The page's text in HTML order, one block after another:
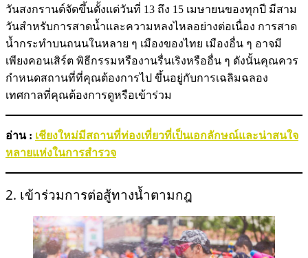
วันสงกรานต์จัดขึ้นตั้งแต่วันที่ 13 ถึง 15 เมษายนของทุกปี มีสาม
วันสำหรับการสาดน้ำและความหลงไหลอย่างต่อเนื่อง การสาด
น้ำกระทำบนถนนในหลาย ๆ เมืองของไทย เมืองอื่น ๆ อาจมี
เพียงคอนเสิร์ต พิธีกรรมหรืองานรื่นเริงหรืออื่น ๆ ดังนั้นคุณควร
กำหนดสถานที่ที่คุณต้องการไป ขึ้นอยู่กับการเฉลิมฉลอง
เทศกาลที่คุณต้องการดูหรือเข้าร่วม
อ่าน : เชียงใหม่มีสถานที่ท่องเที่ยวที่เป็นเอกลักษณ์และน่าสนใจ
หลายแห่งในการสำรวจ
2. เข้าร่วมการต่อสู้ทางน้ำตามกฎ